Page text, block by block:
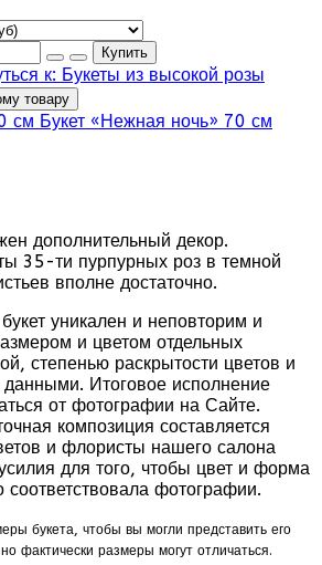
к: Букеты из высокой розы
товару
см Букет «Нежная ночь» 70 см
дополнительный декор.
35-ти пурпурных роз в темной
вполне достаточно.
уникален и неповторим и
и цветом отдельных
степенью раскрытости цветов и
Итоговое исполнение
от фотографии на Сайте.
композиция составляется
и флористы нашего салона
для того, чтобы цвет и форма
соответствовала фотографии.
букета, чтобы вы могли представить его
фактически размеры могут отличаться.